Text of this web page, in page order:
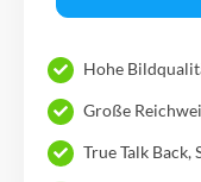
Hohe
Große
True Talk